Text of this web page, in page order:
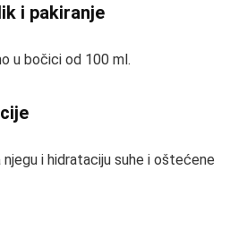
i pakiranje
u bočici od 100 ml.
njegu i hidrataciju suhe i oštećene